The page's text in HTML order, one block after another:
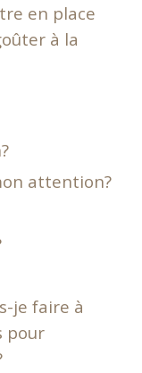
en place
à la
attention?
je faire à
pour